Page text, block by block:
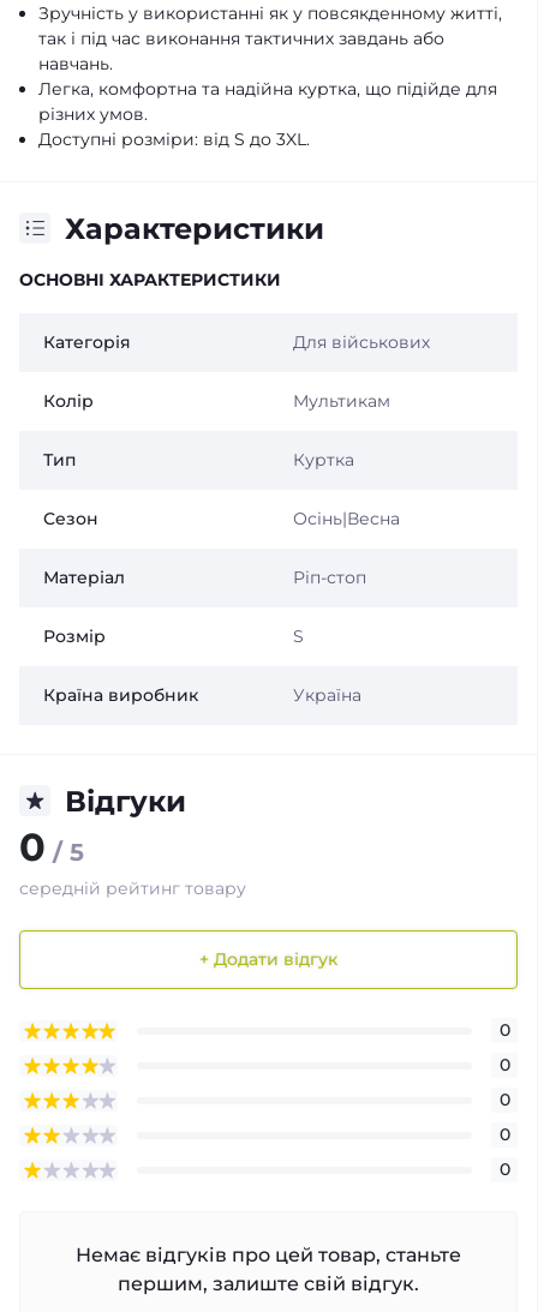
Зручність у використанні як у повсякденному житті,
так і під час виконання тактичних завдань або
навчань.
Легка, комфортна та надійна куртка, що підійде для
різних умов.
Доступні розміри: від S до 3XL.
Характеристики
ОСНОВНІ ХАРАКТЕРИСТИКИ
Категорія Для військових
Колір Мультикам
Тип Куртка
Сезон Осінь|Весна
Матеріал Ріп-стоп
Розмір S
Країна виробник Україна
Відгуки
0 / 5
середній рейтинг товару
+ Додати відгук
0
0
0
0
0
Немає відгуків про цей товар, станьте
першим, залиште свій відгук.